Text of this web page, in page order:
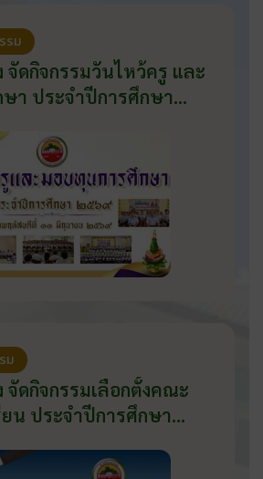
รม
จัดกิจกรรมวันไหว้ครู และ
า ประจำปีการศึกษา
ถุนายน 2569
ม
จัดกิจกรรมเลือกตั้งคณะ
น ประจำปีการศึกษา
ะชาธิปไตยในโรงเรียน
2569